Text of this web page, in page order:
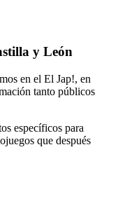
y León
en el El Jap!, en
tanto públicos
específicos para
que después